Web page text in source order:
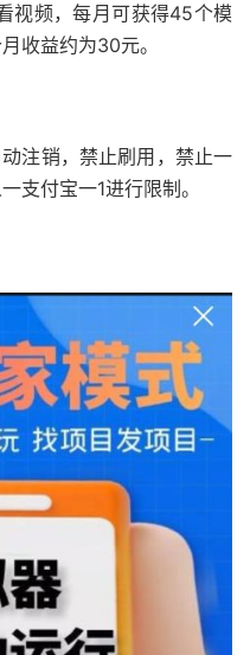
视频，每月可获得45个模
收益约为30元。
注销，禁止刷用，禁止一
支付宝一1进行限制。